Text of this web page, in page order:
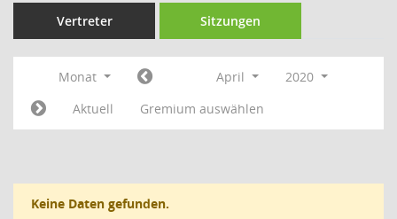
Vertreter Sitzungen
Monat April
2020
Aktuell
Gremium auswählen
Keine Daten gefunden.